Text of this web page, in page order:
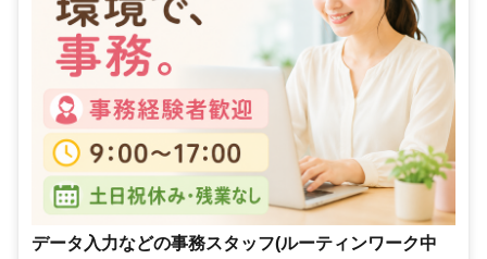
データ入力などの事務スタッフ(ルーティンワーク中